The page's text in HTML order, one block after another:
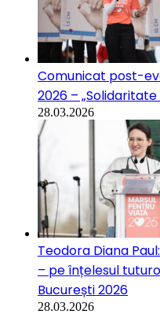
Comunicat post-
2026 –
28.03.2026
Teodora Diana
– pe înțelesul
București 2026
28.03.2026